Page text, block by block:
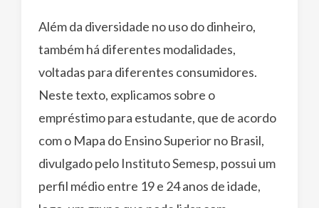
Além da diversidade no uso do dinheiro,
também há diferentes modalidades,
voltadas para diferentes consumidores.
Neste texto, explicamos sobre o
empréstimo para estudante, que de acordo
com o Mapa do Ensino Superior no Brasil,
divulgado pelo Instituto Semesp, possui um
perfil médio entre 19 e 24 anos de idade,